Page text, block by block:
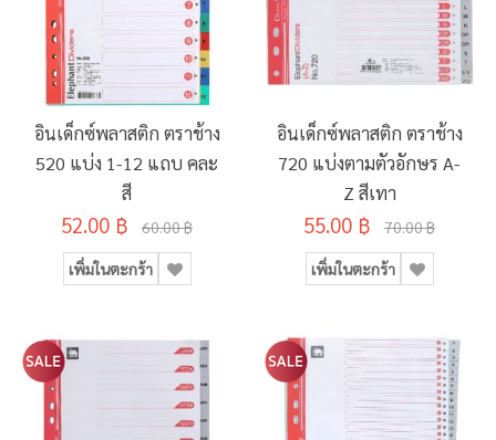
อินเด็กซ์พลาสติก ตราช้าง
520 แบ่ง 1-12 แถบ คละ
สี
52.00 ฿ 60.00 ฿
เพิ่มในตะกร้า
อินเด็กซ์พลาสติก ตราช้าง
720 แบ่งตามตัวอักษร A-
Z สีเทา
55.00 ฿ 70.00 ฿
เพิ่มในตะกร้า